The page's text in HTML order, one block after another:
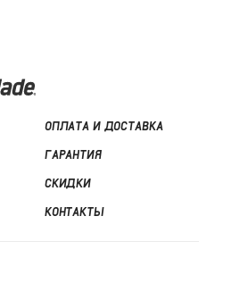
ОПЛАТА И ДОСТАВКА
ГАРАНТИЯ
СКИДКИ
КОНТАКТЫ